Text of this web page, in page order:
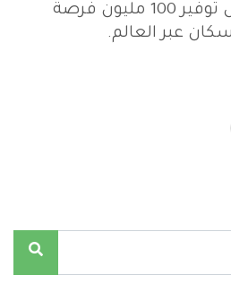
اقتصاد بلادها من خلال توفير 100 مليون فرصة
عبر العالم.